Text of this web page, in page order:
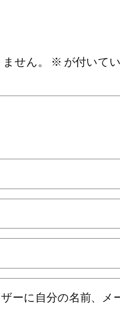
せん。
※ が付いて
ーに自分の名前、